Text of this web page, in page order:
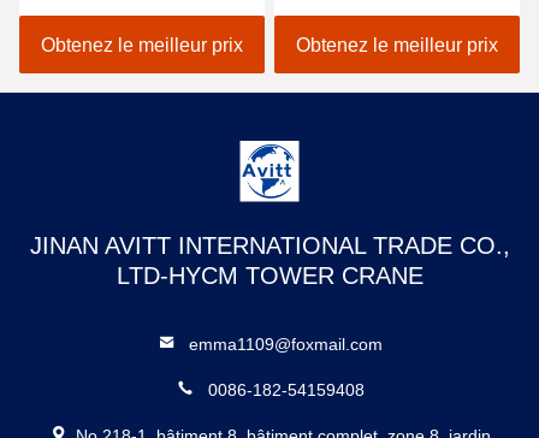
chat pour les projets de
construction civile
Obtenez le meilleur prix
équipement de
construction de bâtiment
Obtenez le meilleur prix
JINAN AVITT INTERNATIONAL TRADE CO.,
LTD-HYCM TOWER CRANE
emma1109@foxmail.com
0086-182-54159408